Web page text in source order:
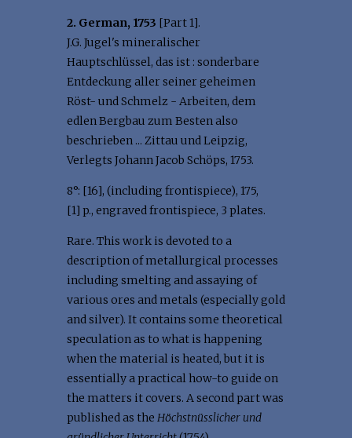
2. German, 1753 [Part 1].
J.G. Jugel's mineralischer
Hauptschlüssel, das ist : sonderbare
Entdeckung aller seiner geheimen
Röst- und Schmelz - Arbeiten, dem
edlen Bergbau zum Besten also
beschrieben ... Zittau und Leipzig,
Verlegts Johann Jacob Schöps, 1753.
8°: [16], (including frontispiece), 175,
[1] p., engraved frontispiece, 3 plates.
Rare. This work is devoted to a
description of metallurgical processes
including smelting and assaying of
various ores and metals (especially gold
and silver). It contains some theoretical
speculation as to what is happening
when the material is heated, but it is
essentially a practical how-to guide on
the matters it covers. A second part was
published as the Höchstnüsslicher und